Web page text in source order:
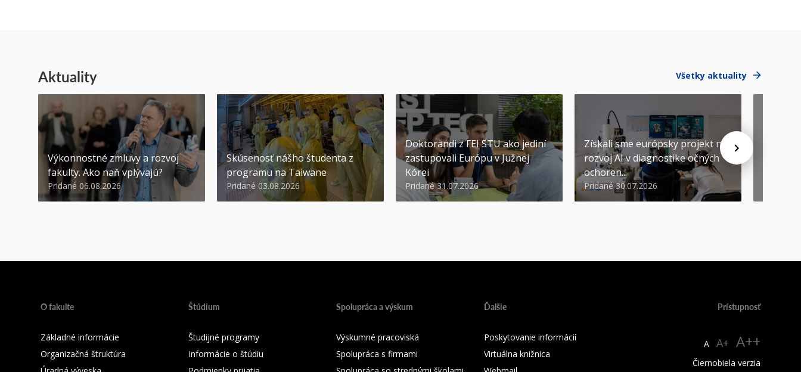
Aktuality Všetky aktuality
Výkonnostné zmluvy a rozvoj
fakulty. Ako naň vplývajú?
Pridané 06.08.2026
Skúsenosť nášho študenta z
programu na Taiwane
Pridané 03.08.2026
Doktorandi z FEI STU ako jediní
zastupovali Európu v Južnej
Kórei
Pridané 31.07.2026
Získali sme európsky projekt na
rozvoj AI v diagnostike očných
ochoren...
Pridané 30.07.2026
O fakulte
Základné informácie
Organizačná štruktúra
Štúdium
Študijné programy
Informácie o štúdiu
Spolupráca a výskum
Výskumné pracoviská
Spolupráca s firmami
Ďalšie
Poskytovanie informácií
Virtuálna knižnica
Prístupnosť
A A+ A++
Čiernobiela verzia